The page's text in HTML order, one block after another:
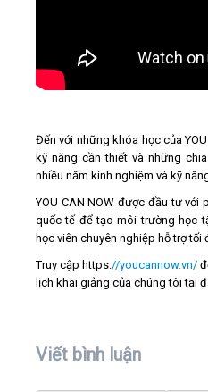
Đến với những khóa học của
kỹ năng cần thiết và những
nhiều năm kinh nghiệm và kỹ
YOU CAN NOW được đầu tư
quốc tế để tạo môi trường học
học viên chuyên nghiệp hỗ trợ
Truy cập https://youcannow.vn/
lịch khai giảng của chúng tôi tại
Viết bình luận